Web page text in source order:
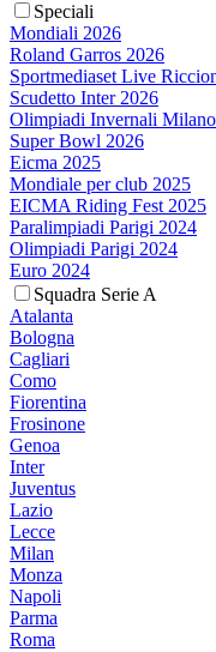
Speciali
Mondiali 2026
Roland Garros 2026
Sportmediaset Live
Scudetto Inter 2026
Olimpiadi Invernali
Super Bowl 2026
Eicma 2025
Mondiale per club 2025
EICMA Riding Fest 2025
Paralimpiadi Parigi 2024
Olimpiadi Parigi 2024
Euro 2024
Squadra Serie A
Atalanta
Bologna
Cagliari
Como
Fiorentina
Frosinone
Genoa
Inter
Juventus
Lazio
Lecce
Milan
Monza
Napoli
Parma
Roma